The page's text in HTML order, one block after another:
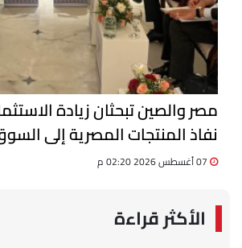
مصر والصين تبحثان زيادة
نفاذ المنتجات المصرية إلى
الأكثر قراءة